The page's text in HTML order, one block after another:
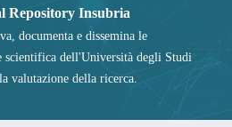
Repository Insubria
documenta e dissemina le
scientifica dell'Università degli Studi
valutazione della ricerca.